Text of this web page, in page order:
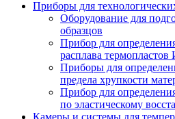
Приборы для
Оборудование для
образцов
Прибор для
расплава
Приборы для
предела хрупкости
Прибор для
по эластическому
Камеры и системы для